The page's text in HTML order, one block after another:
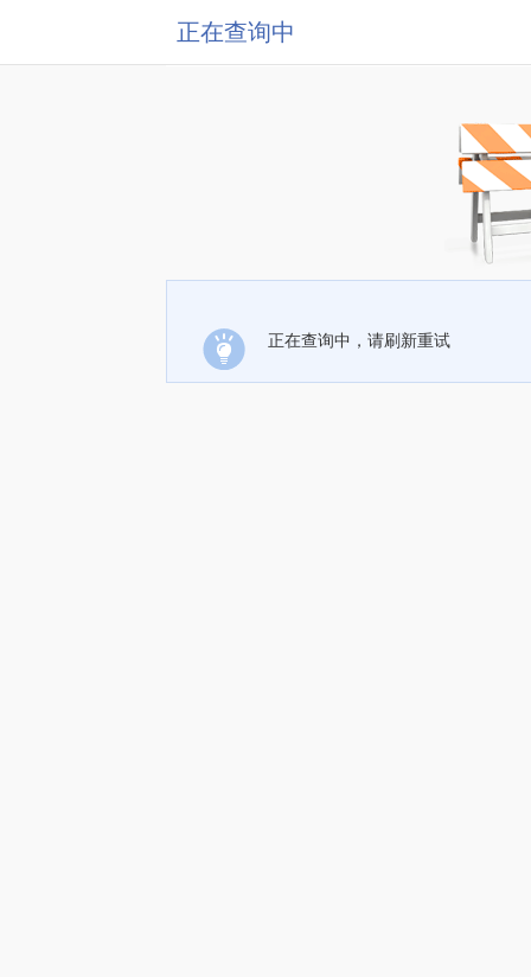
正在查询中
正在查询中，请刷新重试